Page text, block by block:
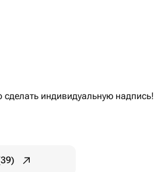
индивидуальную надпись!